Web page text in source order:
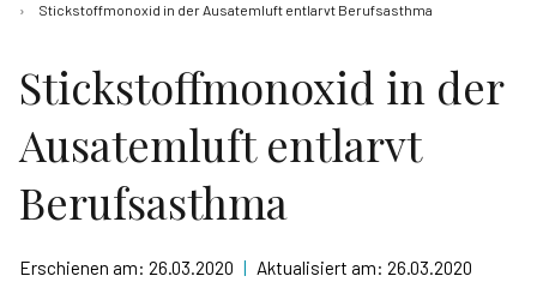
Stickstoffmonoxid in der Ausatemluft entlarvt Berufsasthma
Stickstoffmonoxid in der
Ausatemluft entlarvt
Berufsasthma
Erschienen am: 26.03.2020 | Aktualisiert am: 26.03.2020